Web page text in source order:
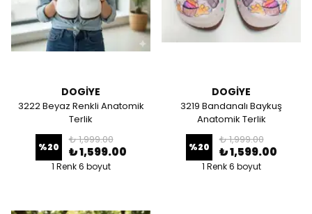
DOGİYE
3222 Beyaz Renkli Anatomik
Terlik
%20
₺ 1,999.00
₺ 1,599.00
1 Renk 6 boyut
DOGİYE
3219 Bandanalı Baykuş
Anatomik Terlik
%20
₺ 1,999.00
₺ 1,599.00
1 Renk 6 boyut